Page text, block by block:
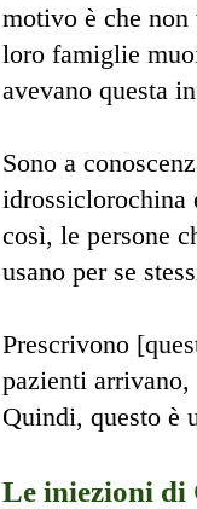
motivo è che
loro famiglie
avevano questa
Sono a
idrossiclorochina
così, le persone
usano per se
Prescrivono
pazienti arrivano,
Quindi, questo è
Le iniezioni